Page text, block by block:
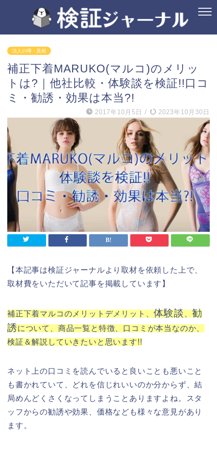
法人の噂・真相
補正下着MARUKO(マルコ)のメリッ
トは?｜他社比較・体験談を検証!!口コ
ミ・勧誘・効果は本当?!
2017年10月5日 / 2023年10月30日
【本記事は検証ジャーナルより取材を依頼した上で、
取材費をいただいて記事を掲載しています】
補正下着マルコのメリットデメリット、体験談、 勧
誘について、商品一覧と特徴、口コミが本当なのか、
検証＆解説していきたいと思います!!
ネット上の口コミを読んでいると良いことも悪いこと
も書かれていて、どれを信じれいいのか分からず、結
局めんどくさくなってしまうことありますよね。スタ
ッフからの勧誘や効果、価格なども様々な意見があり
ます。